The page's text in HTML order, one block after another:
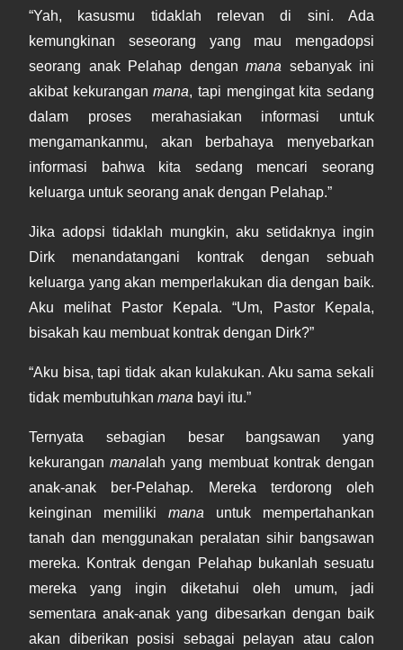
“Yah, kasusmu tidaklah relevan di sini. Ada
kemungkinan seseorang yang mau mengadopsi
seorang anak Pelahap dengan mana sebanyak ini
akibat kekuranganmana, tapi mengingat kita sedang
dalam proses merahasiakan informasi untuk
mengamankanmu, akan berbahaya menyebarkan
informasi bahwa kita sedang mencari seorang
keluarga untuk seorang anak dengan Pelahap.”
Jika adopsi tidaklah mungkin, aku setidaknya ingin
Dirk menandatangani kontrak dengan sebuah
keluarga yang akan memperlakukan dia dengan baik.
Aku melihat Pastor Kepala. “Um, Pastor Kepala,
bisakah kau membuat kontrak dengan Dirk?”
“Aku bisa, tapi tidak akan kulakukan. Aku sama sekali
tidak membutuhkan mana bayi itu.”
Ternyata sebagian besar bangsawan yang
kekuranganmana lah yang membuat kontrak dengan
anak-anak ber-Pelahap. Mereka terdorong oleh
keinginan memiliki mana untuk mempertahankan
tanah dan menggunakan peralatan sihir bangsawan
mereka. Kontrak dengan Pelahap bukanlah sesuatu
mereka yang ingin diketahui oleh umum, jadi
sementara anak-anak yang dibesarkan dengan baik
akan diberikan posisi sebagai pelayan atau calon